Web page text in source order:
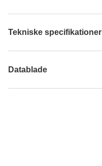
Tekniske specifikationer
Datablade